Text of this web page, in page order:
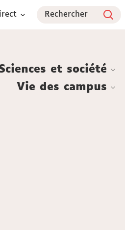
Rechercher
et société
Vie des campus